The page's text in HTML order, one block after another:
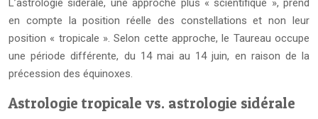
L’astrologie sidérale, une approche plus « scientifique », prend
en compte la position réelle des constellations et non leur
position « tropicale ». Selon cette approche, le Taureau occupe
une période différente, du 14 mai au 14 juin, en raison de la
précession des équinoxes.
Astrologie tropicale vs. astrologie sidérale